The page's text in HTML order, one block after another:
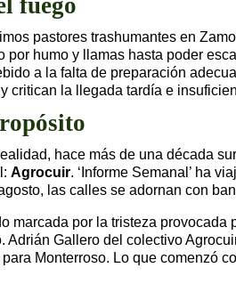
pastores trashumantes en
por humo y llamas hasta poder
a la falta de preparación
critican la llegada tardía e
hace más de una década
Agrocuir. ‘Informe Semanal’ ha
las calles se adornan con
marcada por la tristeza
Adrián Gallero del colectivo
Monterroso. Lo que comenzó